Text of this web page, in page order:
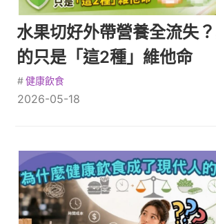
水果切好外帶營養全流失
的只是「這2種」維他命
# 健康飲食
2026-05-18